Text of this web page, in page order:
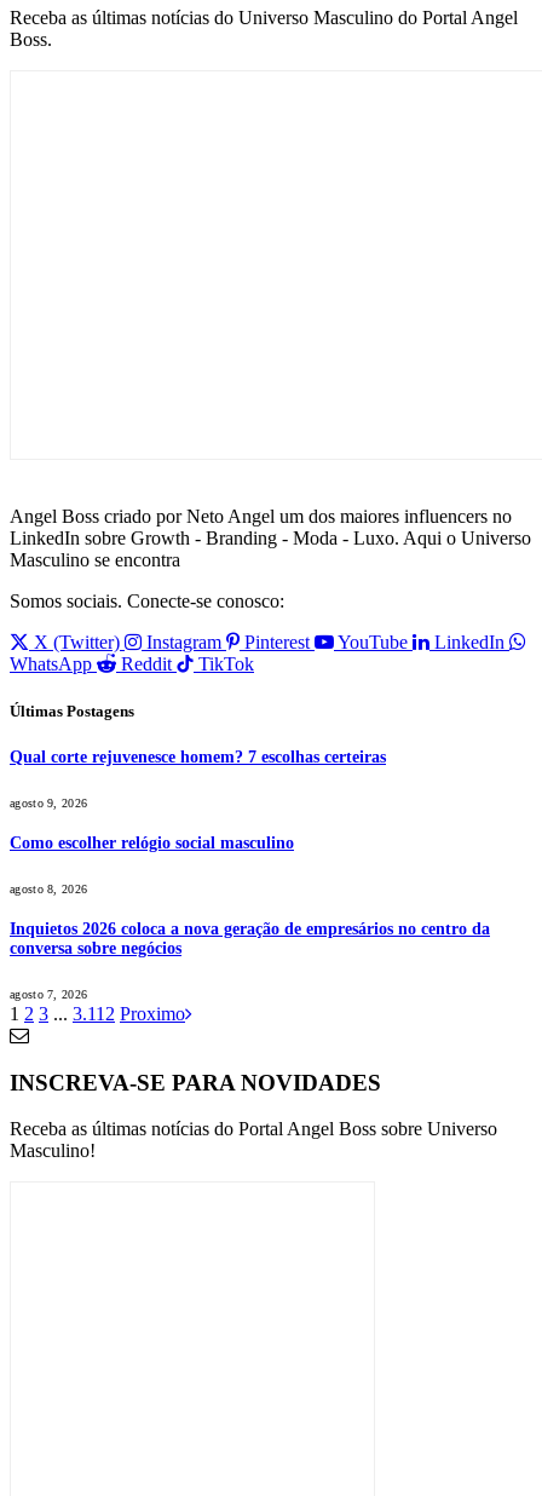
Receba as últimas notícias do Universo Masculino do Portal Angel
Boss.
Angel Boss criado por Neto Angel um dos maiores influencers no
LinkedIn sobre Growth - Branding - Moda - Luxo. Aqui o Universo
Masculino se encontra
Somos sociais. Conecte-se conosco:
X (Twitter)
Instagram Pinterest YouTube
LinkedIn
WhatsApp
Reddit TikTok
Últimas Postagens
Qual corte rejuvenesce homem? 7 escolhas certeiras
agosto 9, 2026
Como escolher relógio social masculino
agosto 8, 2026
Inquietos 2026 coloca a nova geração de empresários no centro da
conversa sobre negócios
agosto 7, 2026
1 2 3 ... 3.112 Proximo
INSCREVA-SE PARA NOVIDADES
Receba as últimas notícias do Portal Angel Boss sobre Universo
Masculino!